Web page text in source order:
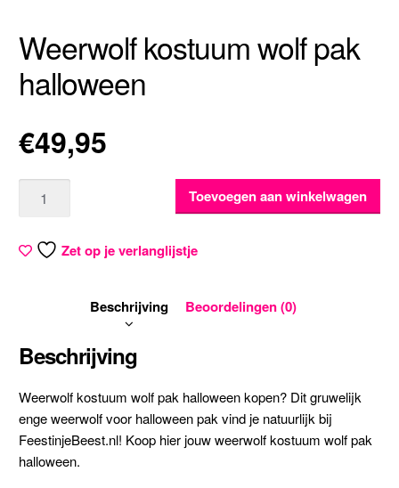
Weerwolf kostuum wolf pak
halloween
€49,95
Toevoegen aan winkelwagen
Zet op je verlanglijstje
Beschrijving Beoordelingen (0)
Beschrijving
Weerwolf kostuum wolf pak halloween kopen? Dit gruwelijk
enge weerwolf voor halloween pak vind je natuurlijk bij
FeestinjeBeest.nl! Koop hier jouw weerwolf kostuum wolf pak
halloween.